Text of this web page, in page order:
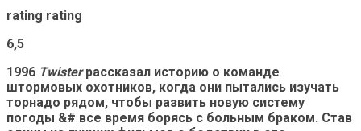
rating rating
6,5
1996 Twisterрассказал историю о команде
штормовых охотников, когда они пытались изучать
торнадо рядом, чтобы развить новую систему
погоды &# все время борясь с больным браком. Став